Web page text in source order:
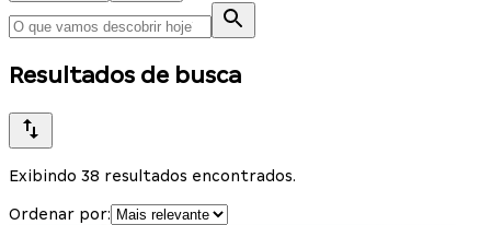
Resultados de busca
Exibindo 38 resultados encontrados.
Ordenar por: